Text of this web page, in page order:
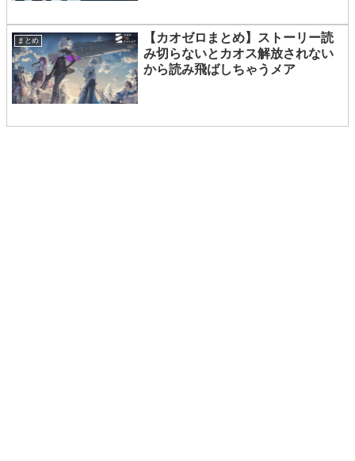
まとめ
【カオゼロまとめ】ストーリー読
み切らないとカオス解放されない
から読み飛ばしちゃうメア